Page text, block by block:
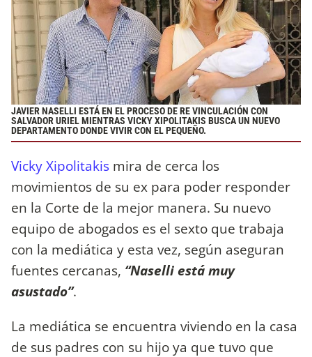
JAVIER NASELLI ESTÁ EN EL PROCESO DE RE VINCULACIÓN CON
SALVADOR URIEL MIENTRAS VICKY XIPOLITAKIS BUSCA UN NUEVO
DEPARTAMENTO DONDE VIVIR CON EL PEQUEÑO.
Vicky Xipolitakis mira de cerca los
movimientos de su ex para poder responder
en la Corte de la mejor manera. Su nuevo
equipo de abogados es el sexto que trabaja
con la mediática y esta vez, según aseguran
fuentes cercanas, “Naselli está muy
asustado”.
La mediática se encuentra viviendo en la casa
de sus padres con su hijo ya que tuvo que